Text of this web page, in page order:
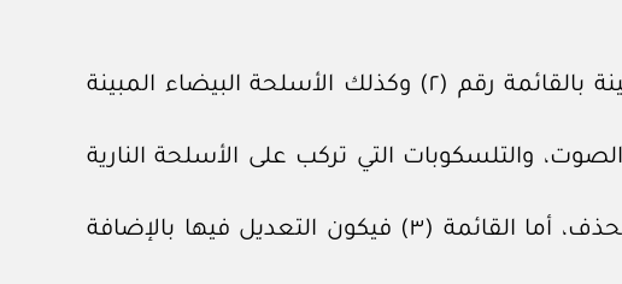
يحظر – بغير – ترخيص من المفتش العام للشرطة والجمارك، حيازة الأسلحة النارية المبينة بالقائمة رقم (٢) وكذلك الأسلحة البيضاء المبينة
المرفقة وكاتمات أو مخفضات الصوت، والتلسكوبات التي تركب على الأسلحة النارية
وللمفتش العام للشرطة والجمارك بقرار منه تعديل القائمتين رقمي (١، ٢) بالإضافة أو الحذف، أما القائمة (٣) فيكون التعديل فيها بالإضافة